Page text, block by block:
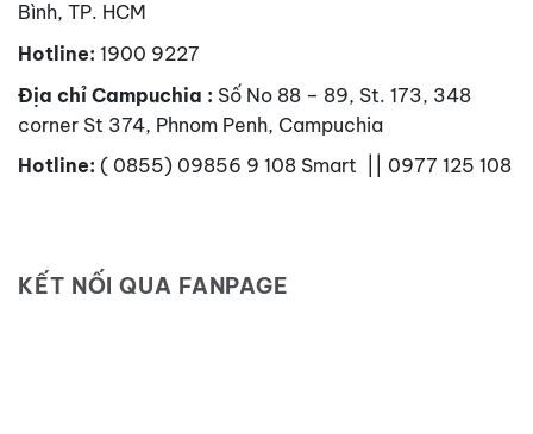
Bình, TP. HCM
Hotline: 1900 9227
Địa chỉ Campuchia : Số No 88 – 89, St. 173, 348
corner St 374, Phnom Penh, Campuchia
Hotline: ( 0855) 09856 9 108 Smart || 0977 125 108
KẾT NỐI QUA FANPAGE